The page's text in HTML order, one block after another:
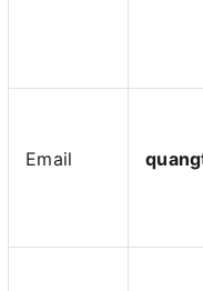
Email